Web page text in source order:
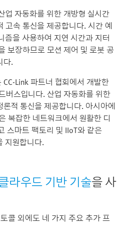
업 자동화를 위한 개방형 실시간
고속 통신을 제공합니다. 시간 예
즘을 사용하여 지연 시간과 지터
보장하므로 모션 제어 및 로봇 공
다.
CC-Link 파트너 협회에서 개발한
버스입니다. 산업 자동화를 위한
적 통신을 제공합니다. 아시아에
복잡한 네트워크에서 원활한 디
스마트 팩토리 및 IIoT와 같은
지원합니다.
라우드 기반 기술을 사
콜 외에도 네 가지 주요 추가 프